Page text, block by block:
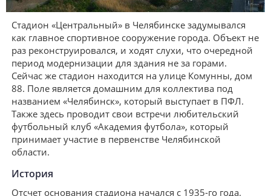
Стадион «Центральный» в Челябинске задумывался
как главное спортивное сооружение города. Объект не
раз реконструировался, и ходят слухи, что очередной
период модернизации для здания не за горами.
Сейчас же стадион находится на улице Комунны, дом
88. Поле является домашним для коллектива под
названием «Челябинск», который выступает в ПФЛ.
Также здесь проводит свои встречи любительский
футбольный клуб «Академия футбола», который
принимает участие в первенстве Челябинской
области.
История
Отсчет основания стадиона начался с 1935-го года.